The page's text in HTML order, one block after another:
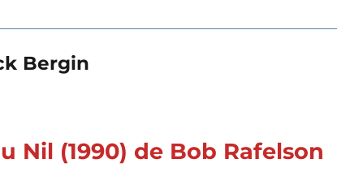
Bergin
Nil (1990) de Bob Rafelson